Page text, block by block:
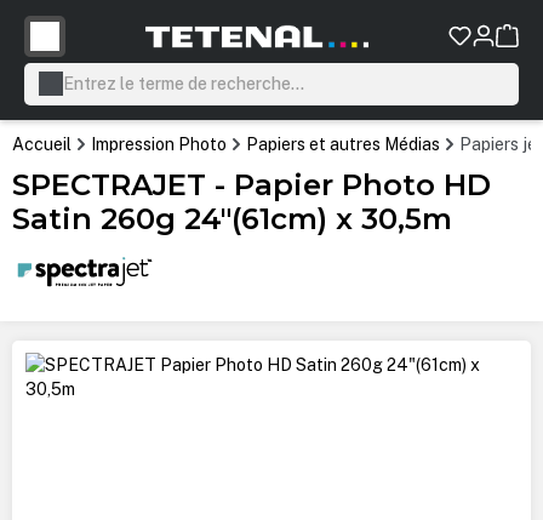
principal
Accueil Impression Photo Papiers et autres Médias Papiers
SPECTRAJET - Papier Photo HD
Satin 260g 24"(61cm) x 30,5m
Ignorer la galerie d'images